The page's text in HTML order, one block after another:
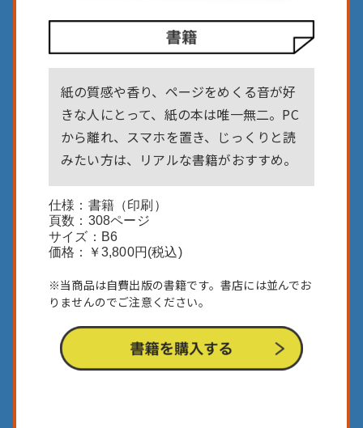
紙の質感や香り、ページをめくる音が好
きな人にとって、紙の本は唯一無二。PC
から離れ、スマホを置き、じっくりと読
みたい方は、リアルな書籍がおすすめ。
仕様：書籍（印刷）
頁数：308ページ
サイズ：B6
価格：￥3,800円(税込)
※当商品は自費出版の書籍です。 書店には並んでお
りませんのでご注意ください。